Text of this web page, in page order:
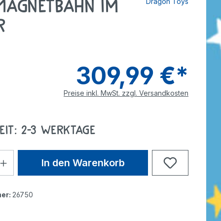
Dreiräder
Gokarts
Roller
2-Räder
im
309,99 €*
Preise inkl. MwSt. zzgl. Versandkosten
2-3 Werktage
In den Warenkorb
26750